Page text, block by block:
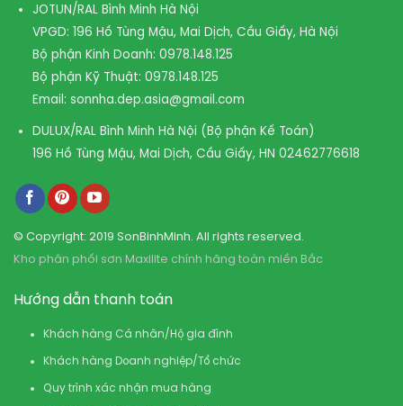
JOTUN/RAL Bình Minh Hà Nội
VPGD: 196 Hồ Tùng Mậu, Mai Dịch, Cầu Giấy, Hà Nội
Bộ phận Kinh Doanh: 0978.148.125
Bộ phận Kỹ Thuật: 0978.148.125
Email: sonnha.dep.asia@gmail.com
DULUX/RAL Bình Minh Hà Nội (Bộ phận Kế Toán)
196 Hồ Tùng Mậu, Mai Dịch, Cầu Giấy, HN 02462776618
© Copyright: 2019 SonBinhMinh. All rights reserved.
Kho phân phối sơn Maxilite chính hãng toàn miền Bắc
Hướng dẫn thanh toán
Khách hàng Cá nhân/Hộ gia đình
Khách hàng Doanh nghiệp/Tổ chức
Quy trình xác nhận mua hàng